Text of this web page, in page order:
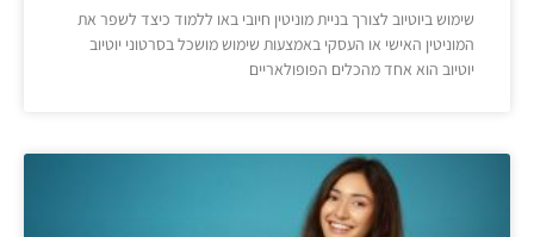
שימוש ביוטיוב לצורך בניית מוניטין חיובי באו ללמוד כיצד לשפר את
המוניטין האישי או העסקי באמצעות שימוש מושכל בסרטוני יוטיוב
יוטיוב הוא אחד מהכלים הפופולאריים